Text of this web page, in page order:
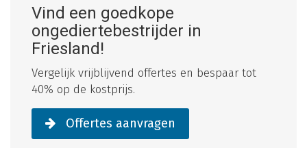
Vind een goedkope
ongediertebestrijder in
Friesland!
Vergelijk vrijblijvend offertes en bespaar tot
40% op de kostprijs.
Offertes aanvragen